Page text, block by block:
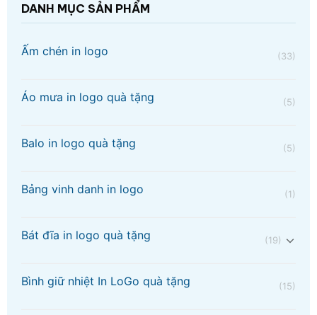
DANH MỤC SẢN PHẨM
Ấm chén in logo (33)
Áo mưa in logo quà tặng (5)
Balo in logo quà tặng (5)
Bảng vinh danh in logo (1)
Bát đĩa in logo quà tặng (19)
Bình giữ nhiệt In LoGo quà tặng (15)